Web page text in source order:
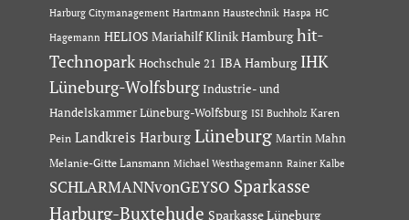
Harburg Citymanagement Hartmann Haustechnik Haspa HC
Hagemann HELIOS Mariahilf Klinik Hamburg hit-
Technopark Hochschule 21 IBA Hamburg IHK
Lüneburg-Wolfsburg Industrie- und
Handelskammer Lüneburg-Wolfsburg ISI Buchholz Karen
Pein Landkreis Harburg Lüneburg Martin Mahn
Melanie-Gitte Lansmann Michael Westhagemann Rainer Kalbe
SCHLARMANNvonGEYSO Sparkasse
Harburg-Buxtehude Sparkasse Lüneburg